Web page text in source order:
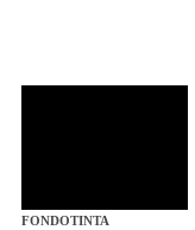
FONDOTINTA